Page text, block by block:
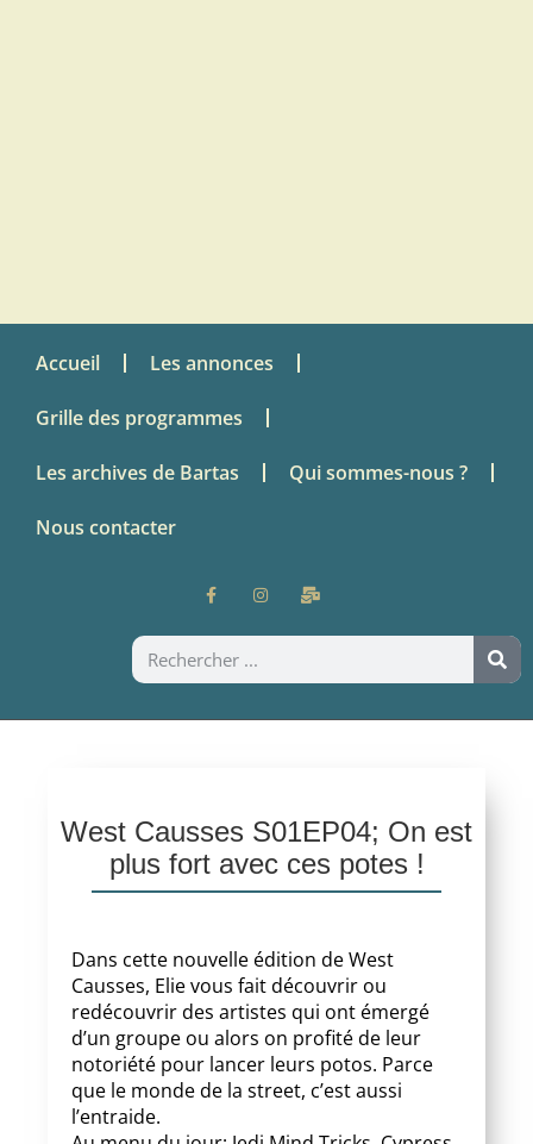
Accueil Les annonces
Grille des programmes
Les archives de Bartas Qui sommes-nous ?
Nous contacter
West Causses S01EP04; On est
plus fort avec ces potes !
Dans cette nouvelle édition de West
Causses, Elie vous fait découvrir ou
redécouvrir des artistes qui ont émergé
d’un groupe ou alors on profité de leur
notoriété pour lancer leurs potos. Parce
que le monde de la street, c’est aussi
l’entraide.